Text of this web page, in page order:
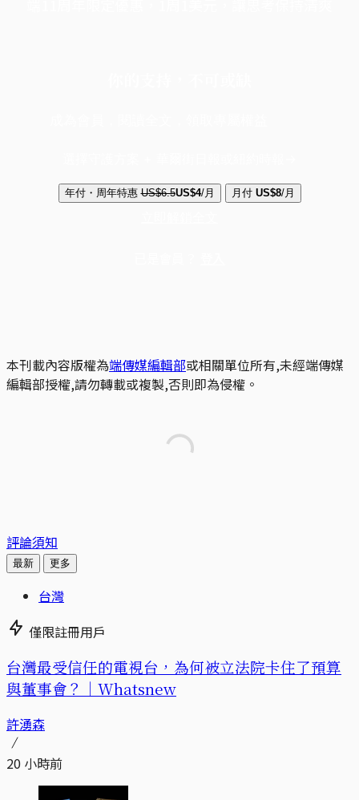
年付・周年特惠 US$6.5US$4/月 月付 US$8/月
本刊載內容版權為端傳媒編輯部或相關單位所有,未經端傳媒
編輯部授權,請勿轉載或複製,否則即為侵權。
評論須知
最新 更多
台灣
僅限註冊用戶
台灣最受信任的電視台，為何被立法院卡住了預算
與董事會？｜Whatsnew
許湧森
20 小時前